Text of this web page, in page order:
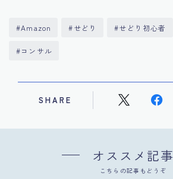
#Amazon #せどり #せどり初心者
#コンサル
SHARE
オススメ記事
こちらの記事もどうぞ